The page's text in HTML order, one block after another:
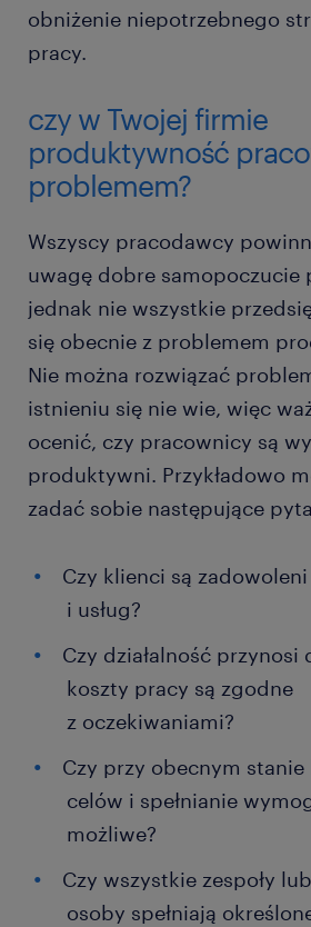
obniżenie niepotrzebnego
pracy.
czy w Twojej firmie
produktywność
problemem?
Wszyscy pracodawcy
uwagę dobre samopoczucie
jednak nie wszystkie
się obecnie z problemem
Nie można rozwiązać
istnieniu się nie wie, więc
ocenić, czy pracownicy są
produktywni. Przykładowo
zadać sobie następujące
Czy klienci są
i usług?
Czy działalność przynosi
koszty pracy są zgodne
z oczekiwaniami?
Czy przy obecnym
celów i spełnianie
możliwe?
Czy wszystkie zespoły
osoby spełniają